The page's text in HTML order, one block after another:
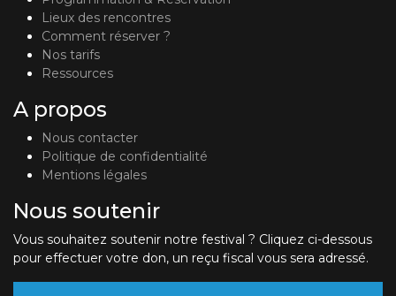
Lieux des rencontres
Comment réserver ?
Nos tarifs
Ressources
A propos
Nous contacter
Politique de confidentialité
Mentions légales
Nous soutenir
Vous souhaitez soutenir notre festival ? Cliquez ci-dessous
pour effectuer votre don, un reçu fiscal vous sera adressé.